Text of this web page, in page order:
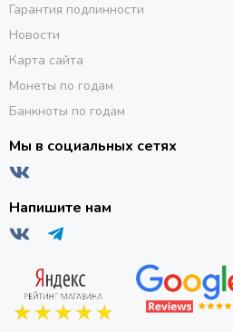
Гарантия подлинности
Новости
Карта сайта
Монеты по годам
Банкноты по годам
Мы в социальных сетях
Напишите нам